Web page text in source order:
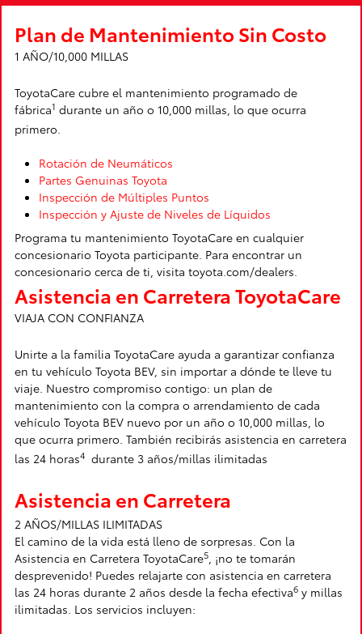
Plan de Mantenimiento Sin Costo
1 AÑO/10,000 MILLAS
ToyotaCare cubre el mantenimiento programado de
fábrica1 durante un año o 10,000 millas, lo que ocurra
primero.
Rotación de Neumáticos
Partes Genuinas Toyota
Inspección de Múltiples Puntos
Inspección y Ajuste de Niveles de Líquidos
Programa tu mantenimiento ToyotaCare en cualquier
concesionario Toyota participante. Para encontrar un
concesionario cerca de ti, visita toyota.com/dealers.
Asistencia en Carretera ToyotaCare
VIAJA CON CONFIANZA
Unirte a la familia ToyotaCare ayuda a garantizar confianza
en tu vehículo Toyota BEV, sin importar a dónde te lleve tu
viaje. Nuestro compromiso contigo: un plan de
mantenimiento con la compra o arrendamiento de cada
vehículo Toyota BEV nuevo por un año o 10,000 millas, lo
que ocurra primero. También recibirás asistencia en carretera
las 24 horas4 durante 3 años/millas ilimitadas
Asistencia en Carretera
2 AÑOS/MILLAS ILIMITADAS
El camino de la vida está lleno de sorpresas. Con la
Asistencia en Carretera ToyotaCare5, ¡no te tomarán
desprevenido! Puedes relajarte con asistencia en carretera
las 24 horas durante 2 años desde la fecha efectiva6 y millas
ilimitadas. Los servicios incluyen: